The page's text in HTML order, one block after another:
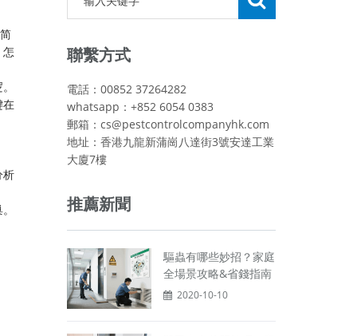
在
析
聯繫方式
電話：00852 37264282
whatsapp：+852 6054 0383
郵箱：cs@pestcontrolcompanyhk.com
地址：香港九龍新蒲崗八達街3號安達工業
大廈7樓
推薦新聞
驅蟲有哪些妙招？家庭
全場景攻略&省錢指南
2020-10-10